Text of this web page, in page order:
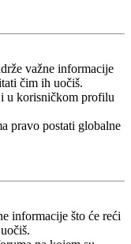
važne informacije
čim ih uočiš.
u korisničkom profilu
pravo postati globalne
informacije što će reći